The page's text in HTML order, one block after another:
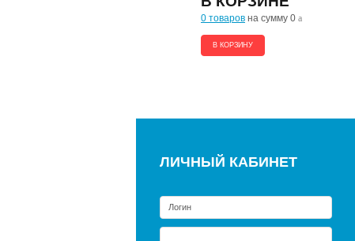
0 товаров на сумму 0 a
В КОРЗИНУ
ЛИЧНЫЙ КАБИНЕТ